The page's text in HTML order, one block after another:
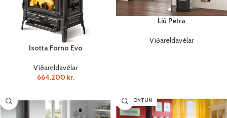
Isotta Forno Evo
Viðareldavélar
664.200 kr.
Liú Petra
Viðareldavélar
SÉRPÖNTUN